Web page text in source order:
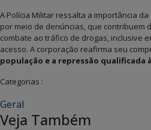
A Polícia Militar ressalta a importância da
por meio de denúncias, que contribuem
combate ao tráfico de drogas, inclusive
acesso. A corporação reafirma seu
população e a repressão qualificada
Categorias :
Geral
Veja Também